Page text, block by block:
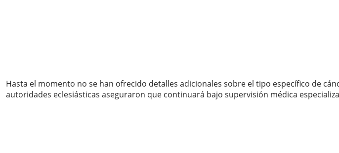
Hasta el momento no se han ofrecido detalles adicionales sobre el tipo específico de
autoridades eclesiásticas aseguraron que continuará bajo supervisión médica